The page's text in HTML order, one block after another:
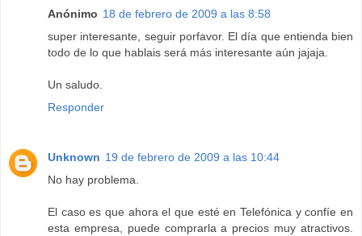
Anónimo 18 de febrero de 2009 a las 8:58
super interesante, seguir porfavor. El día que entienda bien
todo de lo que hablais será más interesante aún jajaja.
Un saludo.
Responder
Unknown 19 de febrero de 2009 a las 10:44
No hay problema.
El caso es que ahora el que esté en Telefónica y confíe en
esta empresa, puede comprarla a precios muy atractivos.